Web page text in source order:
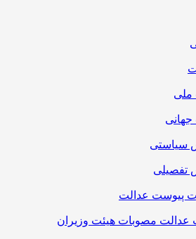
ملی
سیاستی
تفصیلی
پیوست عدالت
عدالت مصوبات هیئت وزیران